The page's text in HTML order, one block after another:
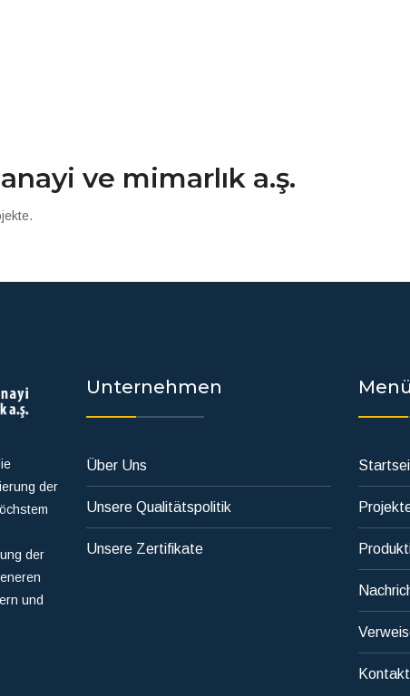
ve mimarlık a.ş.
der
der
und
Unternehmen
Über Uns
Unsere Qualitätspolitik
Unsere Zertifikate
Kontakt